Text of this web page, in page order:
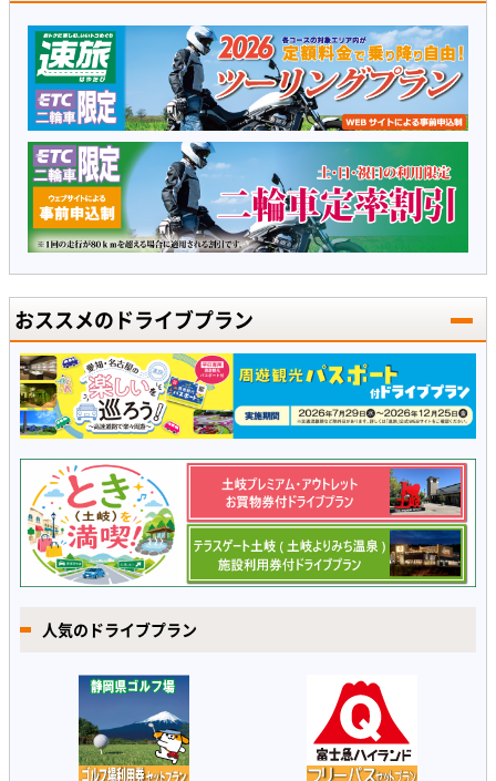
おススメのドライブプラン
人気のドライブプラン